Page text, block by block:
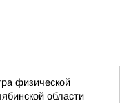
физической
области